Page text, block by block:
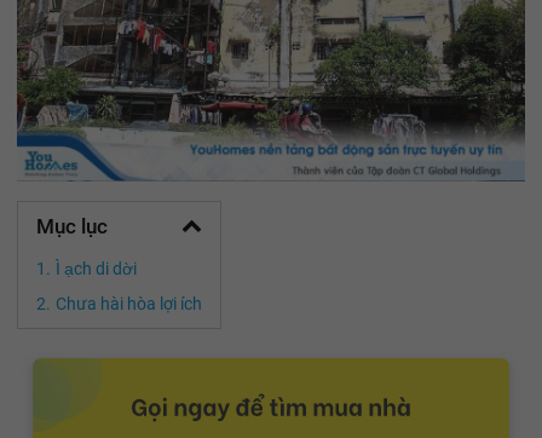
Mục lục
Ì ạch di dời
Chưa hài hòa lợi ích